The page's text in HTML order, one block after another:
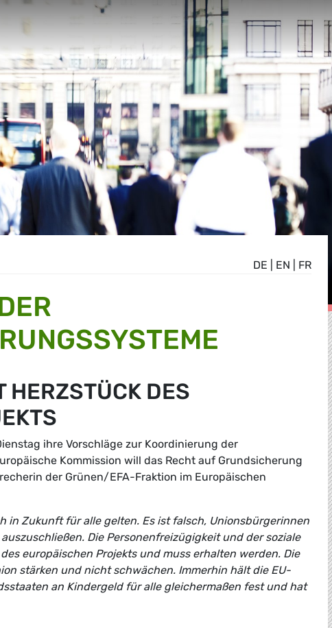
DE EN FR
HERZSTÜCK DES
ihre Vorschläge zur Koordinierung der
Kommission will das Recht auf Grundsicherung
der Grünen/EFA-Fraktion im Europäischen
in Zukunft für alle gelten. Es ist falsch, Unionsbürgerinnen
Die Personenfreizügigkeit und der soziale
europäischen Projekts und muss erhalten werden. Die
stärken und nicht schwächen. Immerhin hält die EU-
an Kindergeld für alle gleichermaßen fest und hat